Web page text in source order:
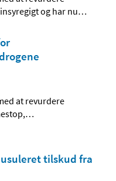
og har nu…
at revurdere
…
tilskud fra